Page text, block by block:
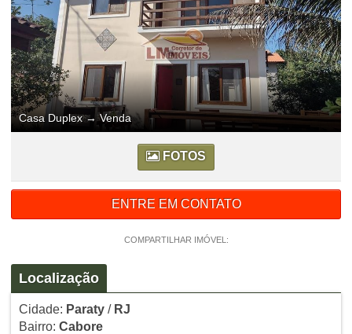
Casa Duplex→Venda
FOTOS
ENTRE EM CONTATO
COMPARTILHAR IMÓVEL:
Localização
Cidade: Paraty/ RJ
Bairro: Cabore